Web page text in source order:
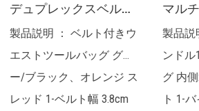
デュプレックスベルトポーチ(200系・ブラック/グレー) JKB-39319
ジ ス
マルチファンクションツールフォルダーパッケージ(200シリーズ) JKB-81719
製品説明： ウェビングハ
ンドル1組 1-ジッパーバッ
グ 内側: 12 サイドポケッ
ト 1-バインダー(A4/4リン